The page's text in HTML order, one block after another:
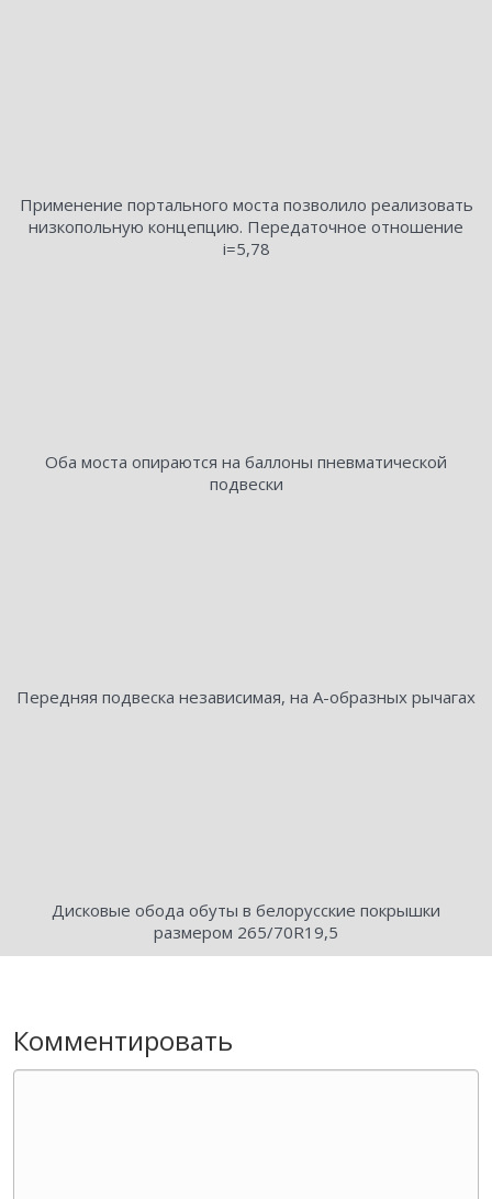
Применение портального моста позволило реализовать
низкопольную концепцию. Передаточное отношение
i=5,78
Оба моста опираются на баллоны пневматической
подвески
Передняя подвеска независимая, на А-образных рычагах
Дисковые обода обуты в белорусские покрышки
размером 265/70R19,5
Комментировать